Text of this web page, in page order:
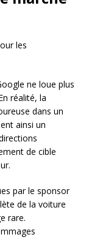
les
ne loue plus
réalité, la
dans un
ainsi un
de cible
par le sponsor
de la voiture
rare.